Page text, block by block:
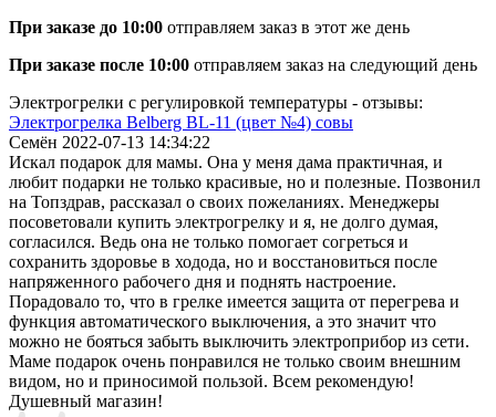
При заказе до 10:00 отправляем заказ в этот же день
При заказе после 10:00 отправляем заказ на следующий день
Электрогрелки с регулировкой температуры - отзывы:
Электрогрелка Belberg BL-11 (цвет №4) совы
Семён 2022-07-13 14:34:22
Искал подарок для мамы. Она у меня дама практичная, и
любит подарки не только красивые, но и полезные. Позвонил
на Топздрав, рассказал о своих пожеланиях. Менеджеры
посоветовали купить электрогрелку и я, не долго думая,
согласился. Ведь она не только помогает согреться и
сохранить здоровье в ходода, но и восстановиться после
напряженного рабочего дня и поднять настроение.
Порадовало то, что в грелке имеется защита от перегрева и
функция автоматического выключения, а это значит что
можно не бояться забыть выключить электроприбор из сети.
Маме подарок очень понравился не только своим внешним
видом, но и приносимой пользой. Всем рекомендую!
Душевный магазин!